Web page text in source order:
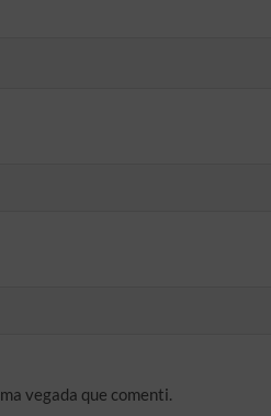
vegada que comenti.